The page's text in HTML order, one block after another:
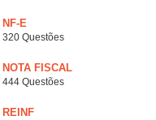
NF-E
320 Questões
NOTA FISCAL
444 Questões
REINF